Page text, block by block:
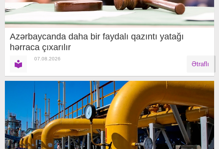
Azərbaycanda daha bir faydalı qazıntı yatağı
hərraca çıxarılır
07.08.2026
Ətraflı